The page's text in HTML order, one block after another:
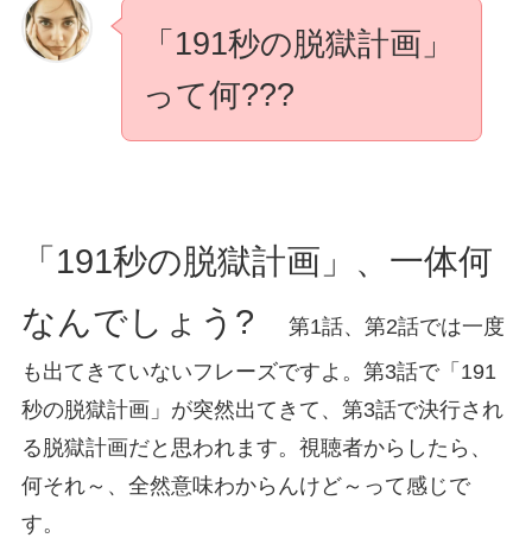
「191秒の脱獄計画」
って何???
「191秒の脱獄計画」、一体何
なんでしょう?
第1話、第2話では一度
も出てきていないフレーズですよ。第3話で「191
秒の脱獄計画」が突然出てきて、第3話で決行され
る脱獄計画だと思われます。視聴者からしたら、
何それ～、全然意味わからんけど～って感じで
す。